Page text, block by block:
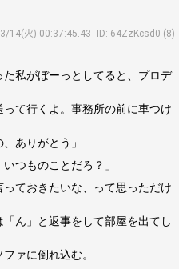
14(火) 00:37:45.43
ID: 64ZzKcsd0 (8)
私がぼーっとしてると、プロデ
って行くよ。事務所の前に車つけ
ありがとう」
つものことだろ？」
ておきたいな、って思っただけ
ん」と返事をして部屋を出てし
ァに倒れ込む。